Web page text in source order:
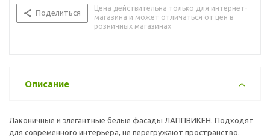
Поделиться
Цена действительна только для интернет-
магазина и может отличаться от цен в
розничных магазинах
Описание
Лаконичные и элегантные белые фасады ЛАППВИКЕН. Подходят
для современного интерьера, не перегружают пространство.